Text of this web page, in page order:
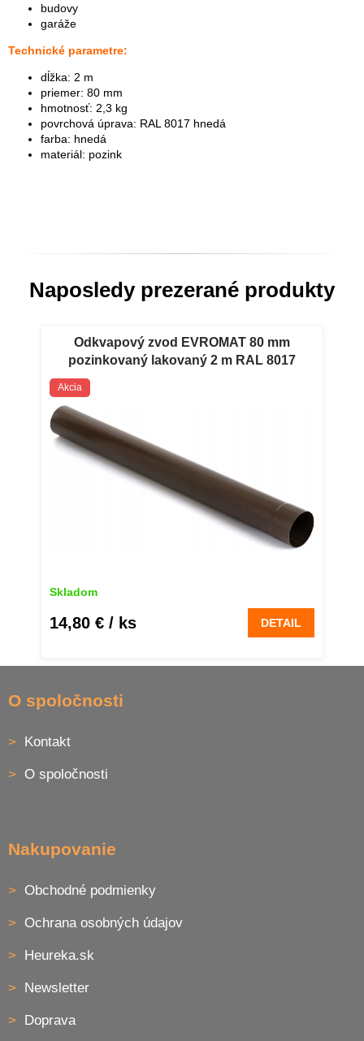
budovy
garáže
Technické parametre:
dĺžka: 2 m
priemer: 80 mm
hmotnosť: 2,3 kg
povrchová úprava: RAL 8017 hnedá
farba: hnedá
materiál: pozink
Naposledy prezerané produkty
Odkvapový zvod EVROMAT 80 mm
pozinkovaný lakovaný 2 m RAL 8017
hnedý Pozinkovaná lakovaná zvodová
rúra EVROMAT 80 mm 2 m RAL 8017
Akcia
Skladom
14,80 € / ks DETAIL
O spoločnosti
Kontakt
O spoločnosti
Nakupovanie
Obchodné podmienky
Ochrana osobných údajov
Heureka.sk
Newsletter
Doprava